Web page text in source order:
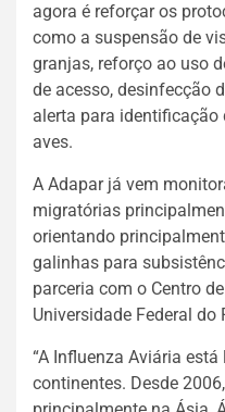
agora é reforçar os
como a suspensão de
granjas, reforço ao uso
de acesso, desinfecção
alerta para
aves.
A Adapar já vem
migratórias
orientando
galinhas para
parceria com o Centro
Universidade Federal do
“A Influenza Aviária
continentes. Desde